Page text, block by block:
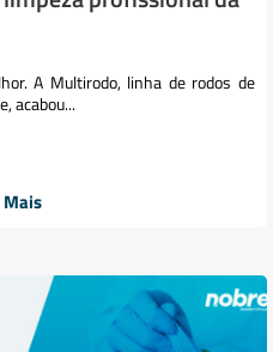
A Multirodo, linha de rodos de
acabou...
Mais